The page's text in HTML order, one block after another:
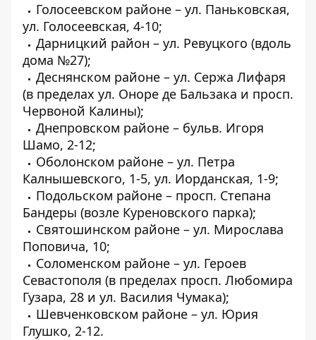
Голосеевском районе – ул. Паньковская,
ул. Голосеевская, 4-10;
Дарницкий район – ул. Ревуцкого (вдоль
дома №27);
Деснянском районе – ул. Сержа Лифаря
(в пределах ул. Оноре де Бальзака и просп.
Червоной Калины);
Днепровском районе – бульв. Игоря
Шамо, 2-12;
Оболонском районе – ул. Петра
Калнышевского, 1-5, ул. Иорданская, 1-9;
Подольском районе – просп. Степана
Бандеры (возле Куреновского парка);
Святошинском районе – ул. Мирослава
Поповича, 10;
Соломенском районе – ул. Героев
Севастополя (в пределах просп. Любомира
Гузара, 28 и ул. Василия Чумака);
Шевченковском районе – ул. Юрия
Глушко, 2-12.